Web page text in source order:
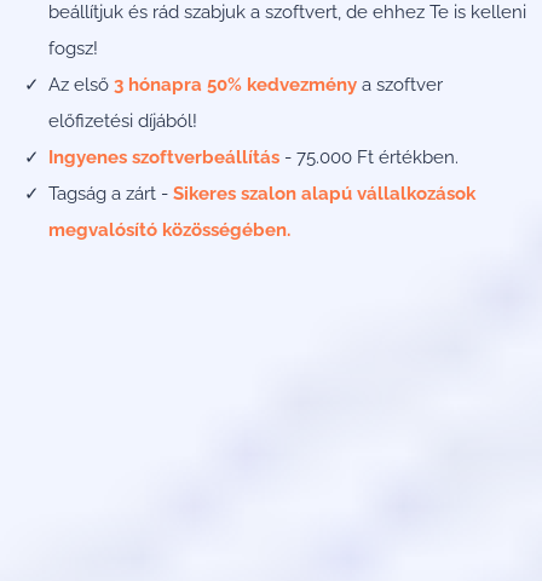
beállítjuk és rád szabjuk a szoftvert, de ehhez Te is kelleni
fogsz!
Az első 3 hónapra 50% kedvezmény a szoftver
előfizetési díjából!
Ingyenes szoftverbeállítás - 75.000 Ft értékben.
Tagság a zárt - Sikeres szalon alapú vállalkozások
megvalósító közösségében.